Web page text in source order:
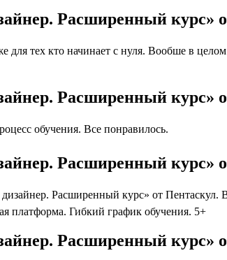
Расширенный курс»
для тех кто начинает с нуля. Вообше в
Расширенный курс»
обучения. Все понравилось.
Расширенный курс»
дизайнер. Расширенный курс» от
платформа. Гибкий график обучения. 5+
Расширенный курс»